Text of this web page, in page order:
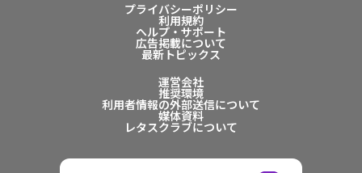
プライバシーポリシー
利用規約
ヘルプ・サポート
広告掲載について
最新トピックス
運営会社
推奨環境
利用者情報の外部送信について
媒体資料
レタスクラブについて